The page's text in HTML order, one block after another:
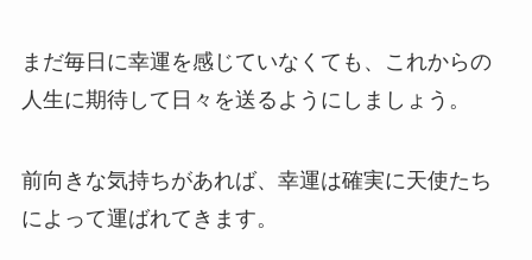
まだ毎日に幸運を感じていなくても、これからの
人生に期待して日々を送るようにしましょう。
前向きな気持ちがあれば、幸運は確実に天使たち
によって運ばれてきます。